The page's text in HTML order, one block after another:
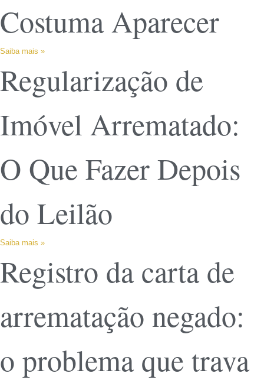
Costuma Aparecer
Saiba mais »
Regularização de
Imóvel Arrematado:
O Que Fazer Depois
do Leilão
Saiba mais »
Registro da carta de
arrematação negado:
o problema que trava